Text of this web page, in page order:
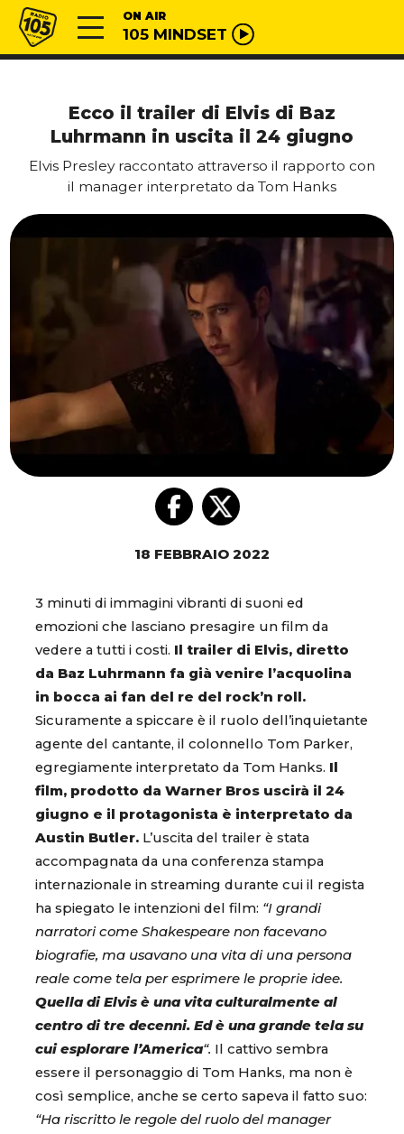
Vai al contenuto
Radio 105 ON AIR
105 MINDSET
Ecco il trailer di Elvis di Baz
Luhrmann in uscita il 24 giugno
Elvis Presley raccontato attraverso il rapporto con
il manager interpretato da Tom Hanks
18 FEBBRAIO 2022
3 minuti di immagini vibranti di suoni ed
emozioni che lasciano presagire un film da
vedere a tutti i costi. Il trailer di Elvis, diretto
da Baz Luhrmann fa già venire l’acquolina
in bocca ai fan del re del rock’n roll.
Sicuramente a spiccare è il ruolo dell’inquietante
agente del cantante, il colonnello Tom Parker,
egregiamente interpretato da Tom Hanks. Il
film, prodotto da Warner Bros uscirà il 24
giugno e il protagonista è interpretato da
Austin Butler. L’uscita del trailer è stata
accompagnata da una conferenza stampa
internazionale in streaming durante cui il regista
ha spiegato le intenzioni del film: “I grandi
narratori come Shakespeare non facevano
biografie, ma usavano una vita di una persona
reale come tela per esprimere le proprie idee.
Quella di Elvis è una vita culturalmente al
centro di tre decenni. Ed è una grande tela su
cui esplorare l’America“. Il cattivo sembra
essere il personaggio di Tom Hanks, ma non è
così semplice, anche se certo sapeva il fatto suo:
“Ha riscritto le regole del ruolo del manager